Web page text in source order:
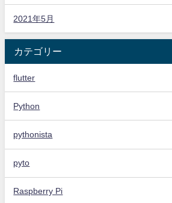
2021年5月
カテゴリー
flutter
Python
pythonista
pyto
Raspberry Pi